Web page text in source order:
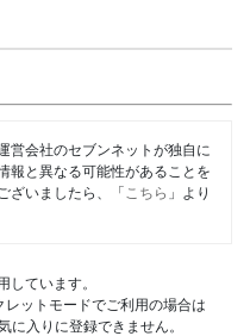
営会社のセブンネットが独自に
報と異なる可能性があることを
ざいましたら、「 こちら 」より
しています。
ットモードでご利用の場合は
入りに登録できません。